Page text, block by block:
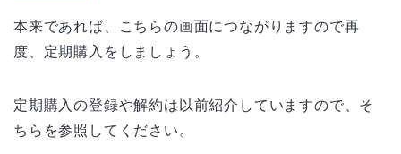
本来であれば、こちらの画面につながりますので再
度、定期購入をしましょう。
定期購入の登録や解約は以前紹介していますので、そ
ちらを参照してください。